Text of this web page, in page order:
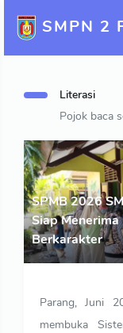
SMPN 2
Literasi
Pojok baca
SPMB 2026
Siap
Berkarakter
Parang, Juni
membuka